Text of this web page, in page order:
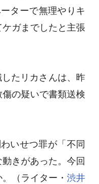
ターで無理やりキ
ガまでしたと主張
たリカさんは、昨
の疑いで書類送検
いせつ罪が「不同
きがあった。今回
（ライター・ 渋井